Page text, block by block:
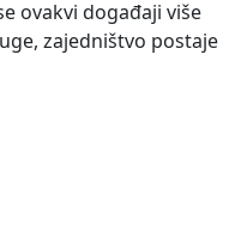
ovakvi događaji više
zajedništvo postaje